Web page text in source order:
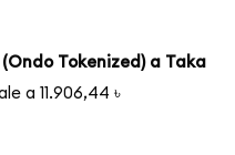
Tokenized) a Taka
a 11.906,44 ৳